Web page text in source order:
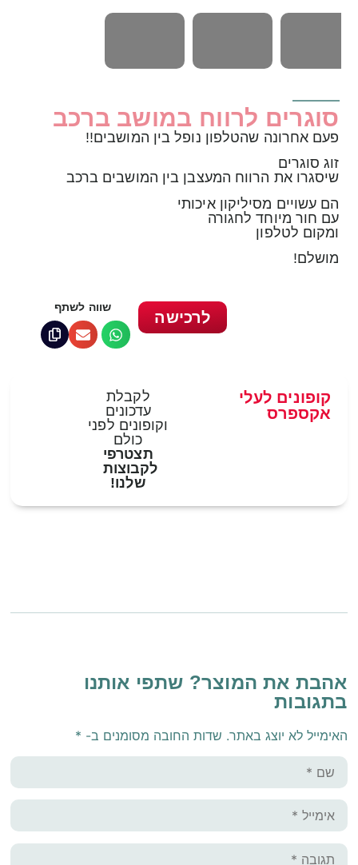
סוגרים לרווח במושב ברכב
פעם אחרונה שהטלפון נופל בין המושבים!!
זוג סוגרים
שיסגרו את הרווח המעצבן בין המושבים ברכב
הם עשויים מסיליקון איכותי
עם חור מיוחד לחגורה
ומקום לטלפון
מושלם!
שווה לשתף
לרכישה
לקבלת
עדכונים
וקופונים לפני
כולם
תצטרפי
לקבוצות
שלנו!
קופונים לעלי
אקספרס
אהבת את המוצר? שתפי אותנו
בתגובות
האימייל לא יוצג באתר. שדות החובה מסומנים ב- *